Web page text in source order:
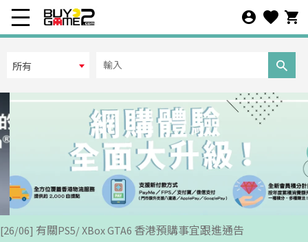
所有
在線人數
所有
預設
商品排序
[07/12] 24周年購物折第3彈: 聖誕新年優惠 (1-31 DEC 2025)
[02/07] PS5/ XBox Grand Theft Auto VI 香港版預訂後續跟進
[26/06] 有關PS5/ XBox GTA6 香港預購事宜跟進通告